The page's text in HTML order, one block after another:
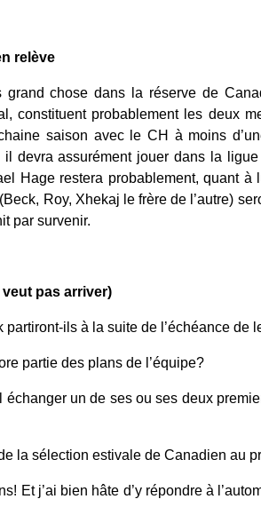
relève
grand chose dans la réserve de
constituent probablement les deux
saison avec le CH à moins
il devra assurément jouer dans la
Hage restera probablement, quant
Roy, Xhekaj le frère de l’autre)
par survenir.
pas arriver)
partiront-ils à la suite de l’échéance de
partie des plans de l’équipe?
échanger un de ses ou ses deux
la sélection estivale de Canadien au